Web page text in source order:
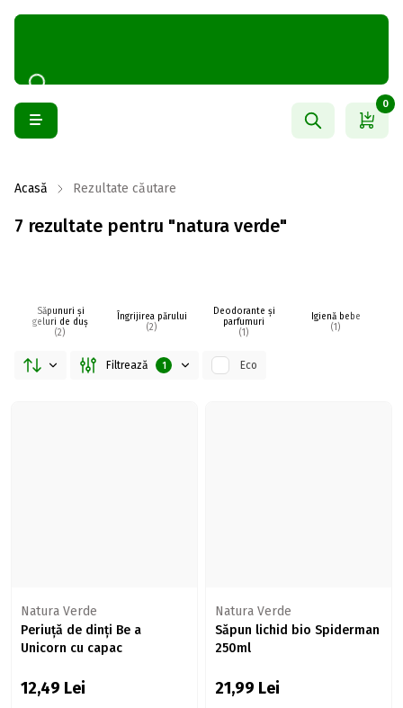
0
Acasă Rezultate căutare
7 rezultate pentru "natura verde"
Săpunuri și
geluri de duș
(2)
Îngrijirea părului
(2)
Deodorante și
parfumuri
(1)
Igienă bebe
(1)
Filtrează 1 Eco
Natura Verde
Periuță de dinți Be a
Unicorn cu capac
12,49 Lei
Natura Verde
Săpun lichid bio Spiderman
250ml
21,99 Lei